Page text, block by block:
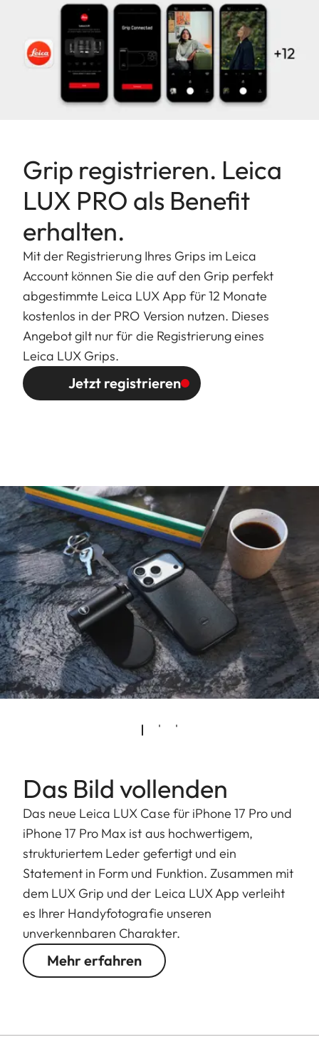
Grip registrieren. Leica
LUX PRO als Benefit
erhalten.
Mit der Registrierung Ihres Grips im Leica
Account können Sie die auf den Grip perfekt
abgestimmte Leica LUX App für 12 Monate
kostenlos in der PRO Version nutzen. Dieses
Angebot gilt nur für die Registrierung eines
Leica LUX Grips.
Jetzt registrieren
Das Bild vollenden
Das neue Leica LUX Case für iPhone 17 Pro und
iPhone 17 Pro Max ist aus hochwertigem,
strukturiertem Leder gefertigt und ein
Statement in Form und Funktion. Zusammen mit
dem LUX Grip und der Leica LUX App verleiht
es Ihrer Handyfotografie unseren
unverkennbaren Charakter.
Mehr erfahren